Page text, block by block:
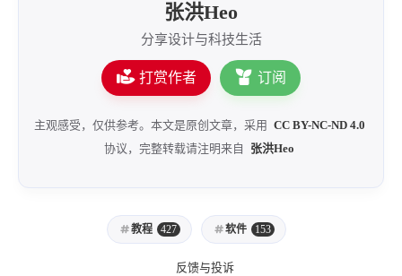
张洪Heo
分享设计与科技生活
打赏作者 订阅
主观感受，仅供参考。本文是原创文章，采用 CC BY-NC-ND 4.0
协议，完整转载请注明来自
张洪Heo
教程 427 软件 153
反馈与投诉